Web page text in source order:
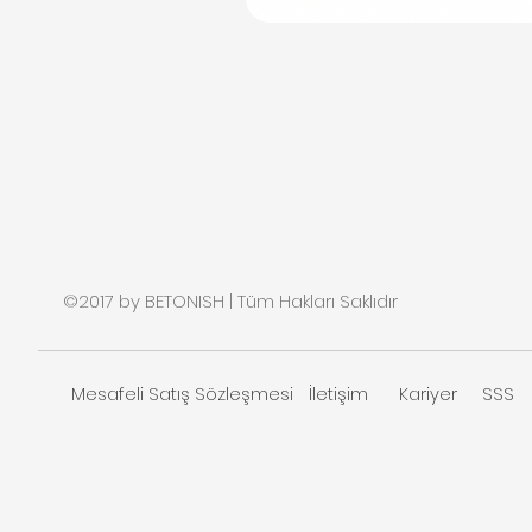
©2017 by BETONISH | Tüm Hakları Saklıdır
Mesafeli Satış Sözleşmesi İletişim Kariyer SSS